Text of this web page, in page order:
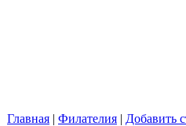
Главная | Филателия | Добавить